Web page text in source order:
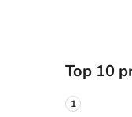
o
č
Top 10